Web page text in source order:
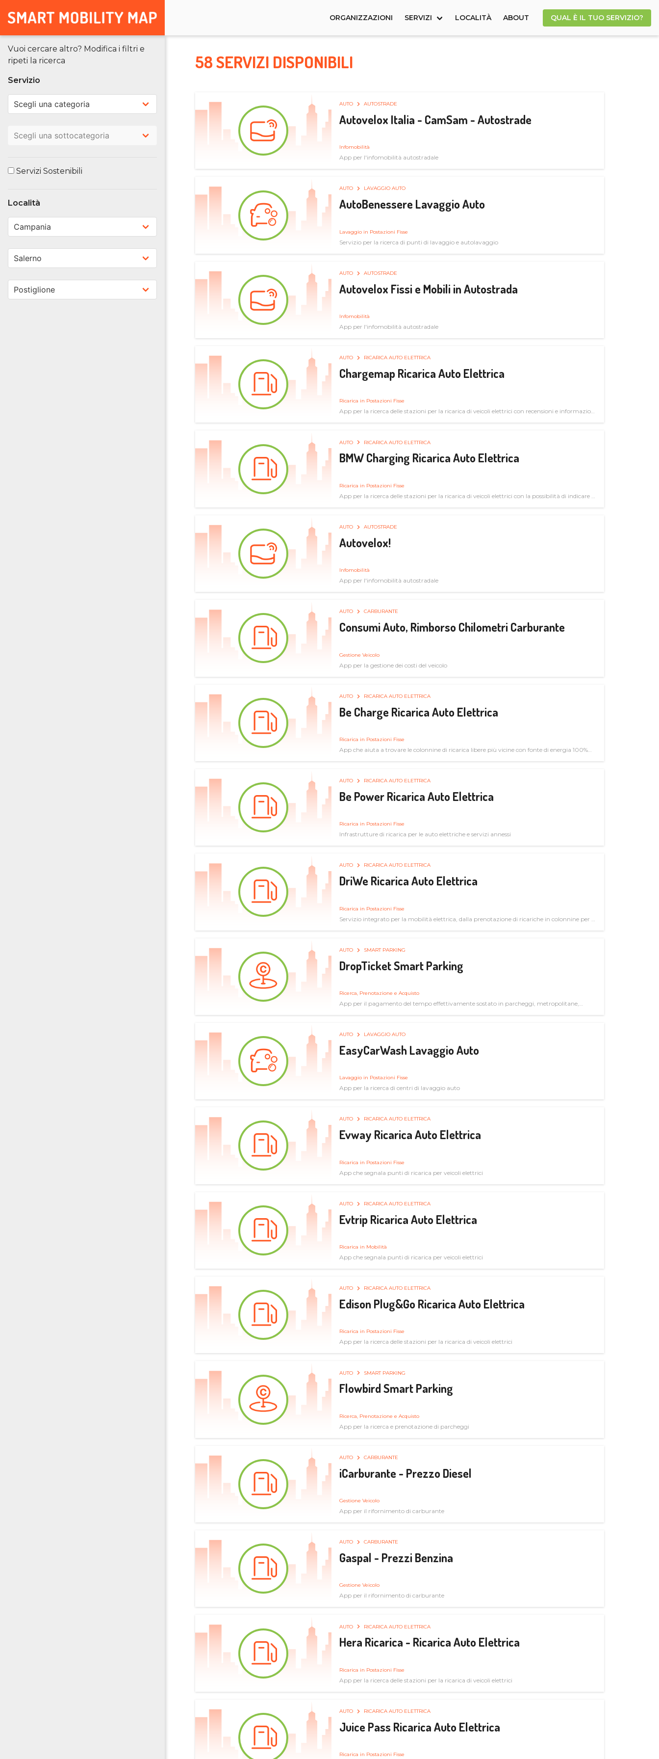
ORGANIZZAZIONI SERVIZI LOCALITÀ ABOUT QUAL È IL TUO SERVIZIO?
Vuoi cercare altro? Modifica i filtri e
ripeti la ricerca
Servizio
Servizi Sostenibili
Località
58 SERVIZI DISPONIBILI
AUTO AUTOSTRADE
Autovelox Italia - CamSam - Autostrade
Infomobilità
App per l'infomobilità autostradale
AUTO LAVAGGIO AUTO
AutoBenessere Lavaggio Auto
Lavaggio in Postazioni Fisse
Servizio per la ricerca di punti di lavaggio e autolavaggio
AUTO AUTOSTRADE
Autovelox Fissi e Mobili in Autostrada
Infomobilità
App per l'infomobilità autostradale
AUTO RICARICA AUTO ELETTRICA
Chargemap Ricarica Auto Elettrica
Ricarica in Postazioni Fisse
App per la ricerca delle stazioni per la ricarica di veicoli elettrici con recensioni e informazioni
AUTO RICARICA AUTO ELETTRICA
BMW Charging Ricarica Auto Elettrica
Ricarica in Postazioni Fisse
App per la ricerca delle stazioni per la ricarica di veicoli elettrici con la possibilità di indicare le
AUTO AUTOSTRADE
Autovelox!
Infomobilità
App per l'infomobilità autostradale
AUTO CARBURANTE
Consumi Auto, Rimborso Chilometri Carburante
Gestione Veicolo
App per la gestione dei costi del veicolo
AUTO RICARICA AUTO ELETTRICA
Be Charge Ricarica Auto Elettrica
Ricarica in Postazioni Fisse
App che aiuta a trovare le colonnine di ricarica libere più vicine con fonte di energia 100%
AUTO RICARICA AUTO ELETTRICA
Be Power Ricarica Auto Elettrica
Ricarica in Postazioni Fisse
Infrastrutture di ricarica per le auto elettriche e servizi annessi
AUTO RICARICA AUTO ELETTRICA
DriWe Ricarica Auto Elettrica
Ricarica in Postazioni Fisse
Servizio integrato per la mobilità elettrica, dalla prenotazione di ricariche in colonnine per il
AUTO SMART PARKING
DropTicket Smart Parking
Ricerca, Prenotazione e Acquisto
App per il pagamento del tempo effettivamente sostato in parcheggi, metropolitane,
AUTO LAVAGGIO AUTO
EasyCarWash Lavaggio Auto
Lavaggio in Postazioni Fisse
App per la ricerca di centri di lavaggio auto
AUTO RICARICA AUTO ELETTRICA
Evway Ricarica Auto Elettrica
Ricarica in Postazioni Fisse
App che segnala punti di ricarica per veicoli elettrici
AUTO RICARICA AUTO ELETTRICA
Evtrip Ricarica Auto Elettrica
Ricarica in Mobilità
App che segnala punti di ricarica per veicoli elettrici
AUTO RICARICA AUTO ELETTRICA
Edison Plug&Go Ricarica Auto Elettrica
Ricarica in Postazioni Fisse
App per la ricerca delle stazioni per la ricarica di veicoli elettrici
AUTO SMART PARKING
Flowbird Smart Parking
Ricerca, Prenotazione e Acquisto
App per la ricerca e prenotazione di parcheggi
AUTO CARBURANTE
iCarburante - Prezzo Diesel
Gestione Veicolo
App per il rifornimento di carburante
AUTO CARBURANTE
Gaspal - Prezzi Benzina
Gestione Veicolo
App per il rifornimento di carburante
AUTO RICARICA AUTO ELETTRICA
Hera Ricarica - Ricarica Auto Elettrica
Ricarica in Postazioni Fisse
App per la ricerca delle stazioni per la ricarica di veicoli elettrici
AUTO RICARICA AUTO ELETTRICA
Juice Pass Ricarica Auto Elettrica
Ricarica in Postazioni Fisse